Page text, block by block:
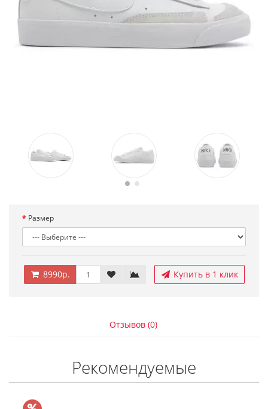
Размер
8990р. Купить в 1 клик
Отзывов (0)
Рекомендуемые